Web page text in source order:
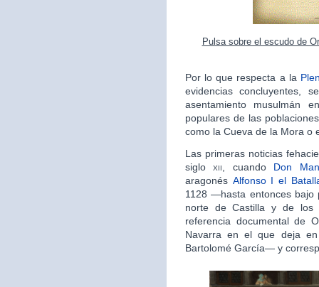
Pulsa sobre el escudo de
Por lo que respecta a la
evidencias concluyentes,
asentamiento musulmán
populares de las
como la Cueva de la Mora o
Las primeras noticias
sigloxii , cuando Don
aragonés Alfonso I el
1128 —hasta entonces
norte de Castilla y de los
referencia documental de
Navarra en el que deja
Bartolomé García— y